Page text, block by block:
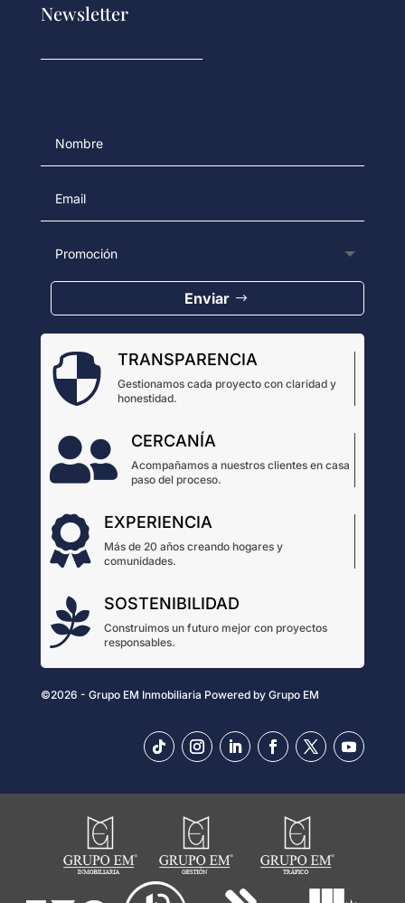
Newsletter
Enviar
 TRANSPARENCIA
Gestionamos cada proyecto con claridad y
honestidad.
 CERCANÍA
Acompañamos a nuestros clientes en casa
paso del proceso.
 EXPERIENCIA
Más de 20 años creando hogares y
comunidades.
 SOSTENIBILIDAD
Construimos un futuro mejor con proyectos
responsables.
©2026 - Grupo EM Inmobiliaria Powered by Grupo EM